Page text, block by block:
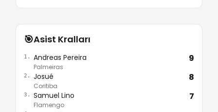
🎯Asist Kralları
1. Andreas Pereira
Palmeiras
9
2. Josué
Coritiba
8
3. Samuel Lino
Flamengo
7